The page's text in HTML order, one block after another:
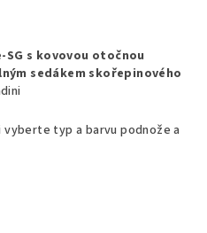
SG s kovovou otočnou
sedákem skořepinového
typ a barvu podnože a